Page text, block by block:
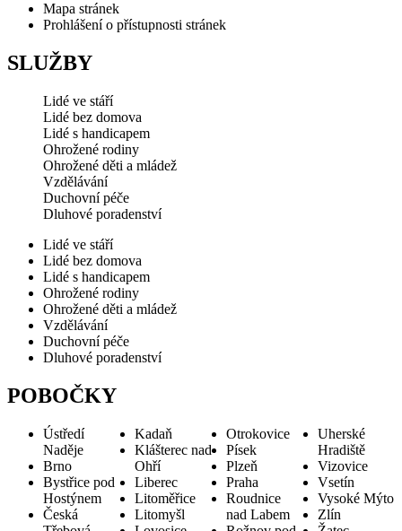
Mapa stránek
Prohlášení o přístupnosti stránek
SLUŽBY
Lidé ve stáří
Lidé bez domova
Lidé s handicapem
Ohrožené rodiny
Ohrožené děti a mládež
Vzdělávání
Duchovní péče
Dluhové poradenství
Lidé ve stáří
Lidé bez domova
Lidé s handicapem
Ohrožené rodiny
Ohrožené děti a mládež
Vzdělávání
Duchovní péče
Dluhové poradenství
POBOČKY
Ústředí
Naděje
Brno
Bystřice pod
Hostýnem
Česká
Kadaň
Klášterec nad
Ohří
Liberec
Litoměřice
Litomyšl
Otrokovice
Písek
Plzeň
Praha
Roudnice
nad Labem
Uherské
Hradiště
Vizovice
Vsetín
Vysoké Mýto
Zlín